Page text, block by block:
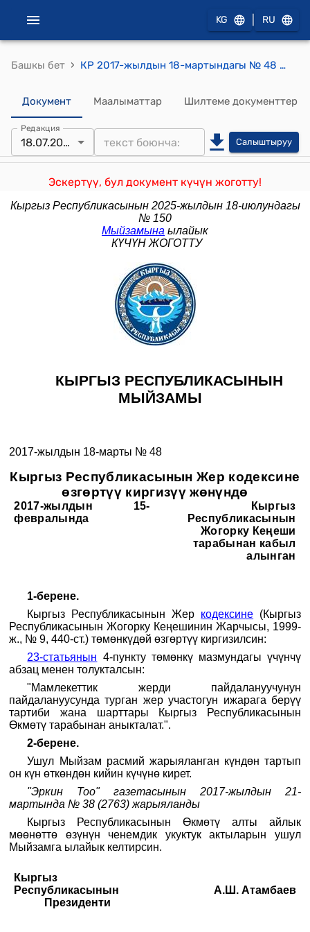
KG RU
Башкы бет › КР 2017-жылдын 18-мартындагы № 48 "Кыргыз Республикасынын Жер кодексине өзгөртүү киргизүү жөнүндө" Мыйзамы
Документ Маалыматтар Шилтеме документтер
Редакция
18.07.2025 Салыштыруу
Эскертүү, бул документ күчүн жоготту!